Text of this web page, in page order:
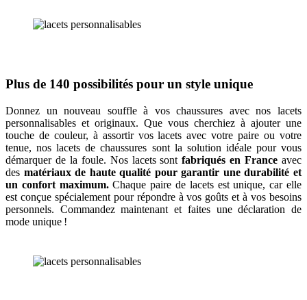
Plus de 140 possibilités pour un style unique
Donnez un nouveau souffle à vos chaussures avec nos lacets
personnalisables et originaux. Que vous cherchiez à ajouter une
touche de couleur, à assortir vos lacets avec votre paire ou votre
tenue, nos lacets de chaussures sont la solution idéale pour vous
démarquer de la foule. Nos lacets sontfabriqués en France avec
des matériaux de haute qualité pour garantir une durabilité et
un confort maximum.Chaque paire de lacets est unique, car elle
est conçue spécialement pour répondre à vos goûts et à vos besoins
personnels. Commandez maintenant et faites une déclaration de
mode unique !